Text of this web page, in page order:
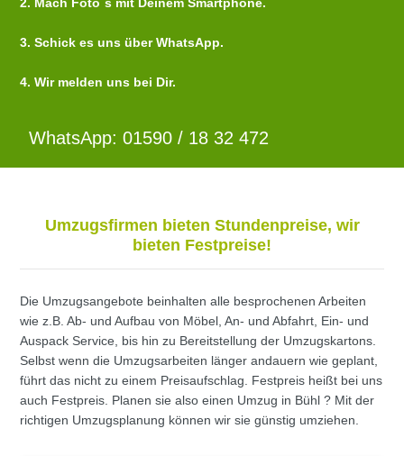
3. Schick es uns über WhatsApp.
4. Wir melden uns bei Dir.
WhatsApp: 01590 / 18 32 472
Umzugsfirmen bieten Stundenpreise, wir
bieten Festpreise!
Die Umzugsangebote beinhalten alle besprochenen Arbeiten
wie z.B. Ab- und Aufbau von Möbel, An- und Abfahrt, Ein- und
Auspack Service, bis hin zu Bereitstellung der Umzugskartons.
Selbst wenn die Umzugsarbeiten länger andauern wie geplant,
führt das nicht zu einem Preisaufschlag. Festpreis heißt bei uns
auch Festpreis. Planen sie also einen Umzug in Bühl ? Mit der
richtigen Umzugsplanung können wir sie günstig umziehen.